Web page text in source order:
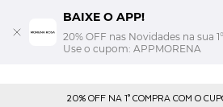
BAIXE O APP!
20% OFF nas Novidades na sua
Use o cupom: APPMORENA
20% OFF NA 1° COMPRA COM O